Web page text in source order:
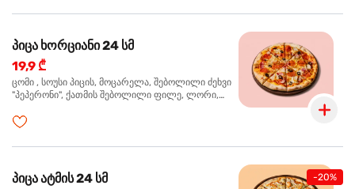
პიცა ხორციანი 24 სმ
19,9 ₾
ცომი , სოუსი პიცის, მოცარელა, შებოლილი ძეხვი
"პეპერონი", ქათმის შებოლილი ფილე, ლორი,
-20%
პიცა ატმის 24 სმ